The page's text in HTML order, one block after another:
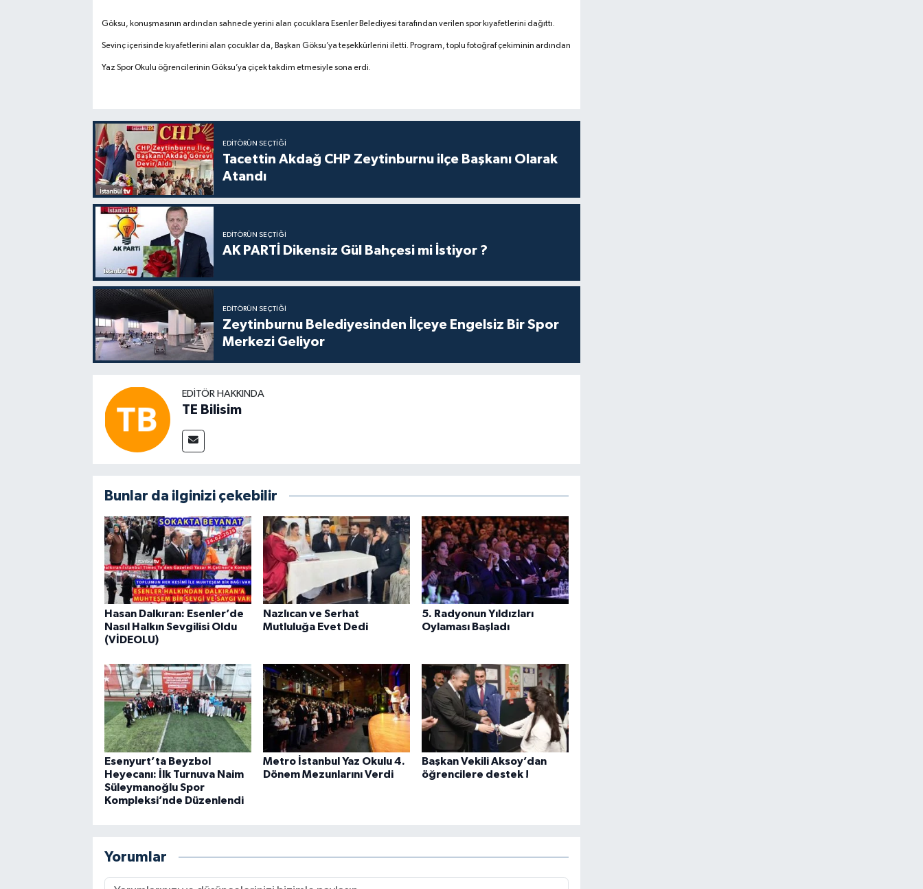
Göksu, konuşmasının ardından sahnede yerini alan çocuklara Esenler Belediyesi tarafından verilen spor kıyafetlerini dağıttı.
Sevinç içerisinde kıyafetlerini alan çocuklar da, Başkan Göksu’ya teşekkürlerini iletti. Program, toplu fotoğraf çekiminin ardından
Yaz Spor Okulu öğrencilerinin Göksu’ya çiçek takdim etmesiyle sona erdi.
EDITÖRÜN SEÇTIĞI
Tacettin Akdağ CHP Zeytinburnu ilçe Başkanı Olarak
Atandı
EDITÖRÜN SEÇTIĞI
AK PARTİ Dikensiz Gül Bahçesi mi İstiyor ?
EDITÖRÜN SEÇTIĞI
Zeytinburnu Belediyesinden İlçeye Engelsiz Bir Spor
Merkezi Geliyor
EDITÖR HAKKINDA
TE Bilisim
Bunlar da ilginizi çekebilir
Hasan Dalkıran: Esenler’de
Nasıl Halkın Sevgilisi Oldu
(VİDEOLU)
Nazlıcan ve Serhat
Mutluluğa Evet Dedi
5. Radyonun Yıldızları
Oylaması Başladı
Esenyurt’ta Beyzbol
Heyecanı: İlk Turnuva Naim
Süleymanoğlu Spor
Kompleksi’nde Düzenlendi
Metro İstanbul Yaz Okulu 4.
Dönem Mezunlarını Verdi
Başkan Vekili Aksoy’dan
öğrencilere destek !
Yorumlar